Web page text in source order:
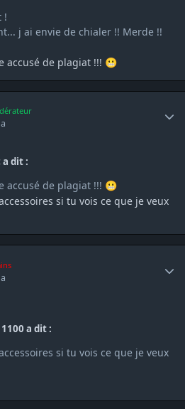
!
j ai envie de chialer !! Merde !!
accusé de plagiat !!! 😬
a dit :
accusé de plagiat !!! 😬
si tu vois ce que je veux
a dit :
si tu vois ce que je veux